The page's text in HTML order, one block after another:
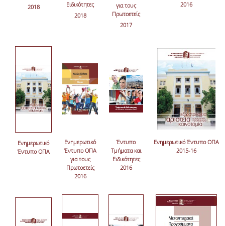
2018
Ειδικότητες
2018
για τους
Πρωτοετείς
2017
2016
Ενημερωτικό
Έντυπο ΟΠΑ
Ενημερωτικό
Έντυπο ΟΠΑ
για τους
Πρωτοετείς
2016
Έντυπο
Τμήματα και
Ειδικότητες
2016
Ενημερωτικό Έντυπο ΟΠΑ
2015-16